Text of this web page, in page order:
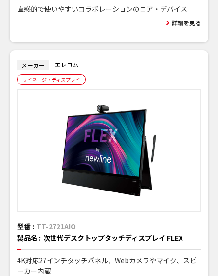
直感的で使いやすいコラボレーションのコア・デバイス
詳細を見る
メーカー エレコム
サイネージ・ディスプレイ
型番 : TT-2721AIO
製品名 : 次世代デスクトップタッチディスプレイ FLEX
4K対応27インチタッチパネル、Webカメラやマイク、スピ
ーカー内蔵